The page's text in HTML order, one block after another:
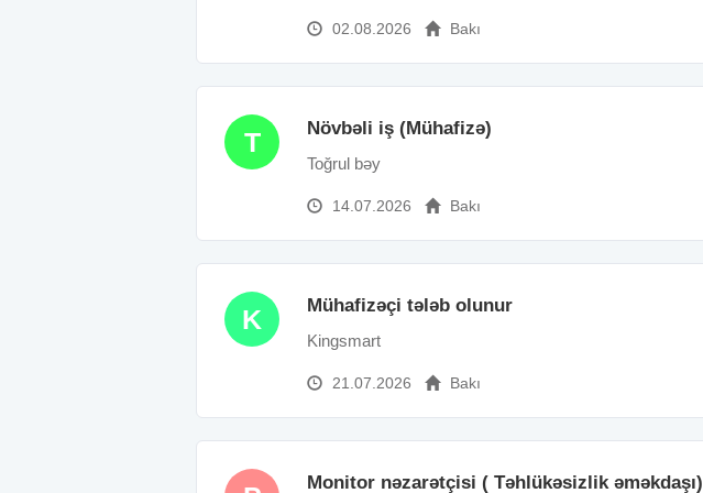
02.08.2026 Bakı
T Növbəli iş (Mühafizə)
Toğrul bəy
14.07.2026 Bakı
K Mühafizəçi tələb olunur
Kingsmart
21.07.2026 Bakı
Monitor nəzarətçisi ( Təhlükəsizlik əməkdaşı)